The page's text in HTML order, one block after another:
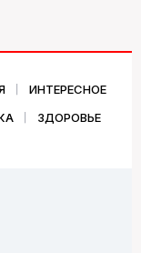
ИНТЕРЕСНОЕ
ЗДОРОВЬЕ